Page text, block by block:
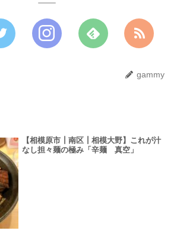
gammy
【相模原市┃南区┃相模大野】これが汁
なし担々麺の極み「辛麺 真空」